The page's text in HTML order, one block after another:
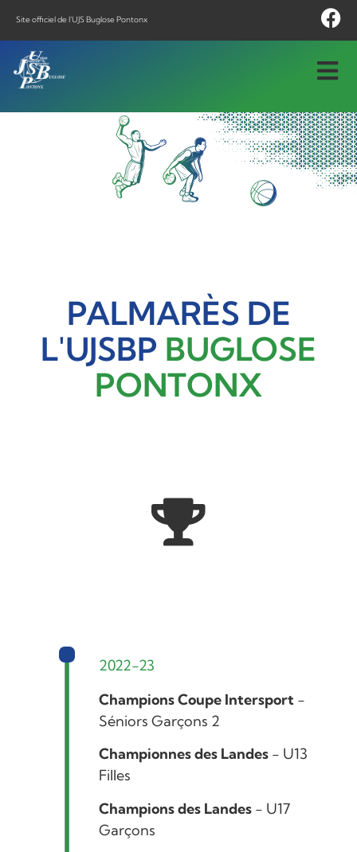
Site officiel de l'UJS Buglose Pontonx
PALMARÈS DE
L'UJSBP BUGLOSE
PONTONX
2022-23
Champions Coupe Intersport -
Séniors Garçons 2
Championnes des Landes - U13
Filles
Champions des Landes - U17
Garçons